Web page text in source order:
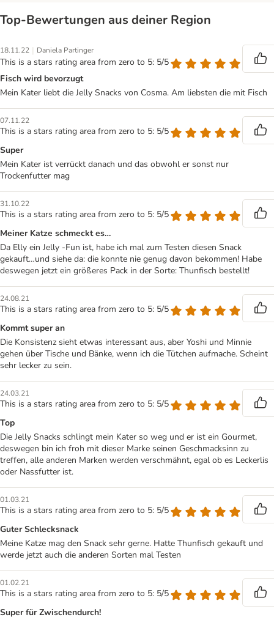
Top‑Bewertungen aus deiner Region
18.11.22 | Daniela Partinger
This is a stars rating area from zero to 5: 5/5
Fisch wird bevorzugt
Mein Kater liebt die Jelly Snacks von Cosma. Am liebsten die mit Fisch
07.11.22
This is a stars rating area from zero to 5: 5/5
Super
Mein Kater ist verrückt danach und das obwohl er sonst nur
Trockenfutter mag
31.10.22
This is a stars rating area from zero to 5: 5/5
Meiner Katze schmeckt es…
Da Elly ein Jelly -Fun ist, habe ich mal zum Testen diesen Snack
gekauft…und siehe da: die konnte nie genug davon bekommen! Habe
deswegen jetzt ein größeres Pack in der Sorte: Thunfisch bestellt!
24.08.21
This is a stars rating area from zero to 5: 5/5
Kommt super an
Die Konsistenz sieht etwas interessant aus, aber Yoshi und Minnie
gehen über Tische und Bänke, wenn ich die Tütchen aufmache. Scheint
sehr lecker zu sein.
24.03.21
This is a stars rating area from zero to 5: 5/5
Top
Die Jelly Snacks schlingt mein Kater so weg und er ist ein Gourmet,
deswegen bin ich froh mit dieser Marke seinen Geschmacksinn zu
treffen, alle anderen Marken werden verschmähnt, egal ob es Leckerlis
oder Nassfutter ist.
01.03.21
This is a stars rating area from zero to 5: 5/5
Guter Schlecksnack
Meine Katze mag den Snack sehr gerne. Hatte Thunfisch gekauft und
werde jetzt auch die anderen Sorten mal Testen
01.02.21
This is a stars rating area from zero to 5: 5/5
Super für Zwischendurch!